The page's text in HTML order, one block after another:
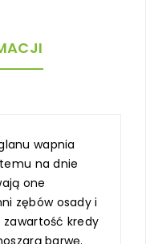
wapnia
na dnie
one
zębów osady i
zawartość kredy
barwę.